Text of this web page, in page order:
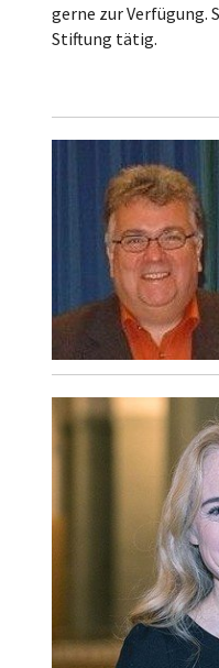
gerne zur Verfügung.
Stiftung tätig.